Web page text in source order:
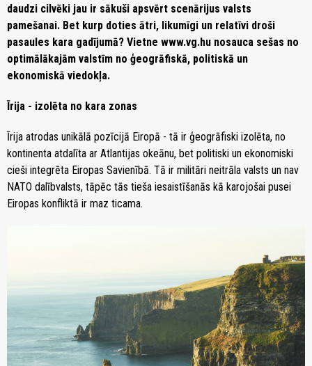
daudzi cilvēki jau ir sākuši apsvērt scenārijus valsts
pamešanai. Bet kurp doties ātri, likumīgi un relatīvi droši
pasaules kara gadījumā? Vietne www.vg.hu nosauca sešas no
optimālākajām valstīm no ģeogrāfiskā, politiskā un
ekonomiskā viedokļa.
Īrija - izolēta no kara zonas
Īrija atrodas unikālā pozīcijā Eiropā - tā ir ģeogrāfiski izolēta, no
kontinenta atdalīta ar Atlantijas okeānu, bet politiski un ekonomiski
cieši integrēta Eiropas Savienībā. Tā ir militāri neitrāla valsts un nav
NATO dalībvalsts, tāpēc tās tieša iesaistīšanās kā karojošai pusei
Eiropas konfliktā ir maz ticama.